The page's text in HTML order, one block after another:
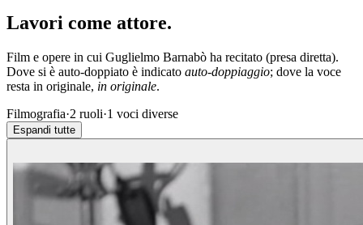
Lavori come attore.
Film e opere in cui Guglielmo Barnabò ha recitato (presa diretta).
Dove si è auto-doppiato è indicato auto-doppiaggio; dove la voce
resta in originale, in originale.
Filmografia·2 ruoli·1 voci diverse
Espandi tutte